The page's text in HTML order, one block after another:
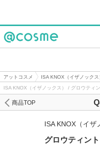
アットコスメ ISA KNOX（イザノックス
ISA KNOX（イザノックス） / グロウティ
商品TOP
ISA KNOX（イザ
グロウティン